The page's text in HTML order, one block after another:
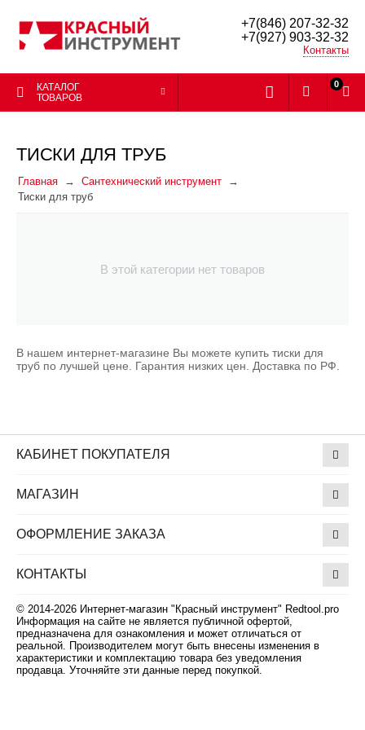
+7(846) 207-32-32
+7(927) 903-32-32
Контакты
КАТАЛОГ
ТОВАРОВ
0
ТИСКИ ДЛЯ ТРУБ
Главная
Сантехнический инструмент
Тиски для труб
В этой категории нет товаров
В нашем интернет-магазине Вы можете купить тиски для
труб по лучшей цене. Гарантия низких цен. Доставка по РФ.
КАБИНЕТ ПОКУПАТЕЛЯ
МАГАЗИН
ОФОРМЛЕНИЕ ЗАКАЗА
КОНТАКТЫ
© 2014-2026 Интернет-магазин "Красный инструмент" Redtool.pro
Информация на сайте не является публичной офертой,
предназначена для ознакомления и может отличаться от
реальной. Производителем могут быть внесены изменения в
характеристики и комплектацию товара без уведомления
продавца. Уточняйте эти данные перед покупкой.